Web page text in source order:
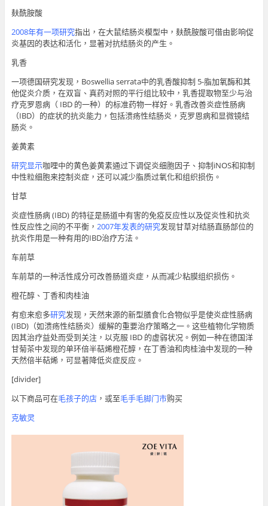
麸酰胺酸
2008年有一项研究指出，在大鼠结肠炎模型中，麸酰胺酸可借由影响促
炎基因的表达和活化，显著对抗结肠炎的产生。
乳香
一项德国研究发现，Boswellia serrata中的乳香酸抑制 5-脂加氧酶和其
他促炎介质，在双盲、真药对照的平行组比较中，乳香提取物至少与治
疗克罗恩病（ IBD 的一种）的标准药物一样好。乳香改善炎症性肠病
（IBD）的症状的抗炎能力，包括溃疡性结肠炎，克罗恩病和显微镜结
肠炎。
姜黄素
研究显示咖哩中的黄色姜黄素通过下调促炎细胞因子、抑制iNOS和抑制
中性粒细胞来控制炎症，还可以减少脂质过氧化和组织损伤。
甘草
炎症性肠病 (IBD) 的特征是肠道中有害的免疫反应性以及促炎性和抗炎
性反应性之间的不平衡， 2007年发表的研究发现甘草对结肠直肠部位的
抗炎作用是一种有用的IBD治疗方法。
车前草
车前草的一种活性成分可改善肠道炎症，从而减少粘膜组织损伤。
橙花醇、丁香和肉桂油
有愈来愈多研究发现，天然来源的新型膳食化合物似乎是使炎症性肠病
(IBD)（如溃疡性结肠炎）缓解的重要治疗策略之一。这些植物化学物质
因其治疗益处而受到关注，以克服 IBD 的虚弱状况。例如一种在德国洋
甘菊茶中发现的单环倍半萜烯橙花醇，在丁香油和肉桂油中发现的一种
天然倍半萜烯，可显著降低炎症反应。
[divider]
以下商品可在毛孩子的店，或至毛手毛脚门市购买
克敏灵